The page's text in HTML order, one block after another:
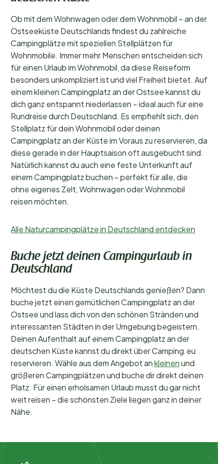
Ob mit dem Wohnwagen oder dem Wohnmobil – an der
Ostseeküste Deutschlands findest du zahlreiche
Campingplätze mit speziellen Stellplätzen für
Wohnmobile. Immer mehr Menschen entscheiden sich
für einen Urlaub im Wohnmobil, da diese Reiseform
besonders unkompliziert ist und viel Freiheit bietet. Auf
einem kleinen Campingplatz an der Ostsee kannst du
dich ganz entspannt niederlassen – ideal auch für eine
Rundreise durch Deutschland. Es empfiehlt sich, den
Stellplatz für dein Wohnmobil oder deinen
Campingplatz an der Küste im Voraus zu reservieren, da
diese gerade in der Hauptsaison oft ausgebucht sind.
Natürlich kannst du auch eine feste Unterkunft auf
einem Campingplatz buchen – perfekt für alle, die
ohne eigenes Zelt, Wohnwagen oder Wohnmobil
reisen möchten.
Alle Naturcampingplätze in Deutschland entdecken
Buche jetzt deinen Campingurlaub in
Deutschland
Möchtest du die Küste Deutschlands genießen? Dann
buche jetzt einen gemütlichen Campingplatz an der
Ostsee und lass dich von den schönen Stränden und
interessanten Städten in der Umgebung begeistern.
Deinen Aufenthalt auf einem Campingplatz an der
deutschen Küste kannst du direkt über Camping.eu
reservieren. Wähle aus dem Angebot ankleinenund
größeren Campingplätzen und buche dir direkt deinen
Platz. Für einen erholsamen Urlaub musst du gar nicht
weit reisen – die schönsten Ziele liegen ganz in deiner
Nähe.